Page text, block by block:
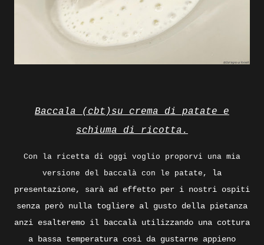
Baccala (cbt)su crema di patate e
schiuma di ricotta.
Con la ricetta di oggi voglio proporvi una mia
versione del baccalà con le patate, la
presentazione, sarà ad effetto per i nostri ospiti
senza però nulla togliere al gusto della pietanza
anzi esalteremo il baccalà utilizzando una cottura
a bassa temperatura così da gustarne appieno